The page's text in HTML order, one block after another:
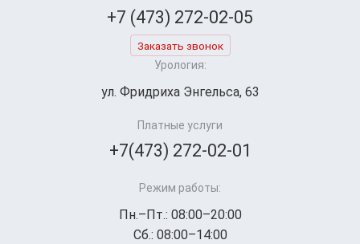
+7 (473) 272-02-05
Заказать звонок
Урология:
ул. Фридриха Энгельса, 63
Платные услуги
+7(473) 272-02-01
Режим работы:
Пн.–Пт.: 08:00–20:00
Сб.: 08:00–14:00